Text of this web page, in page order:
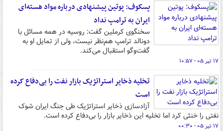
پسکوف: پوتین پیشنهادی درباره مواد هسته‌ای
ایران به ترامپ نداد
سخنگوی کرملین گفت: روسیه در همه مسائل با
دونالد ترامپ هم‌نظر نیست، ولی از تمایل او به
گفت‌وگو استقبال می‌کند.
۱۷ تیر ۰۵ - ۱۰:۵۷
تخلیه ذخایر استراتژیک بازار نفت را بی‌دفاع کرده
است
آزادسازی ذخایر استراتژیک طی جنگ ایران شوک
نفتی را خنثی کرد اما تخلیه این ذخایر بازار را بی‌دفاع کرده است.
۱۷ تیر ۰۵ - ۰۰:۳۰